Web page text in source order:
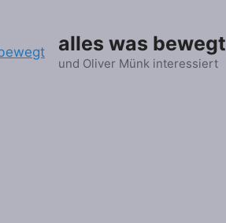
alles was bewegt
und Oliver Münk interessiert